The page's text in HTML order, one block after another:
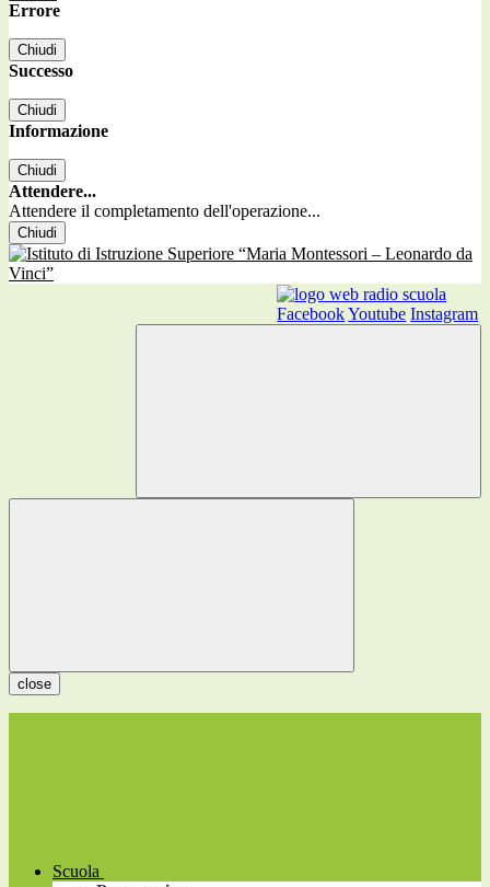
Errore
Chiudi
Successo
Chiudi
Informazione
Chiudi
Attendere...
Attendere il completamento dell'operazione...
Chiudi
FacebookYoutube Instagram
close
Scuola